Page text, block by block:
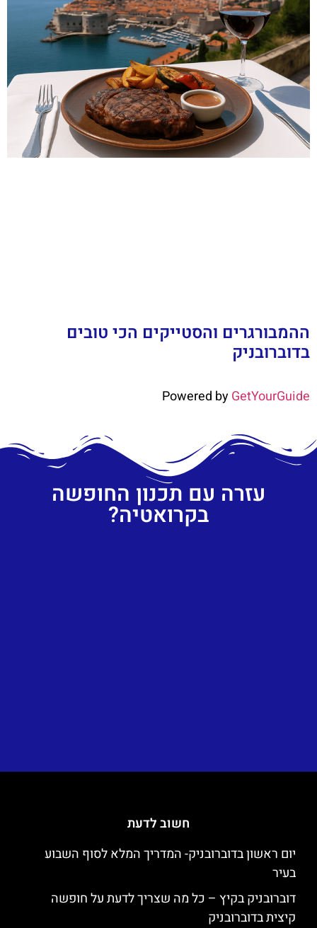
ההמבורגרים והסטייקים הכי טובים
בדוברובניק
Powered byGetYourGuide
עזרה עם תכנון החופשה
בקרואטיה?
חשוב לדעת
יום ראשון בדוברובניק- המדריך המלא לסוף השבוע
בעיר
דוברובניק בקיץ – כל מה שצריך לדעת על חופשה
קיצית בדוברובניק